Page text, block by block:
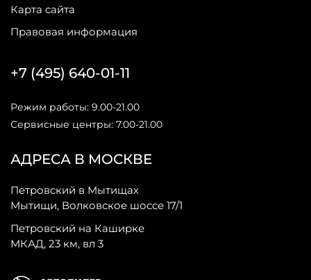
Карта сайта
Правовая информация
АДРЕСА В МОСКВЕ
Петровский в Мытищах
Мытищи, Волковское шоссе 17/1
Петровский на Каширке
МКАД, 23 км, вл 3
+7 (495) 640-01-11
Режим работы: 9.00-21.00
Сервисные центры: 7.00-21.00